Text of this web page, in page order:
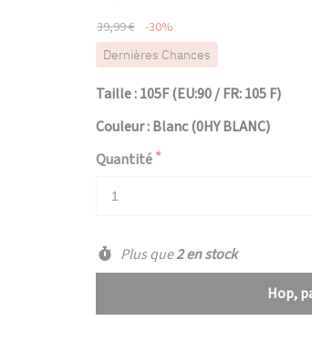
39,99 € -30%
Dernières Chances
Taille : 105F (EU:90 / FR: 105 F)
Couleur : Blanc (0HY BLANC)
Quantité
Plus que2 en stock
Hop,